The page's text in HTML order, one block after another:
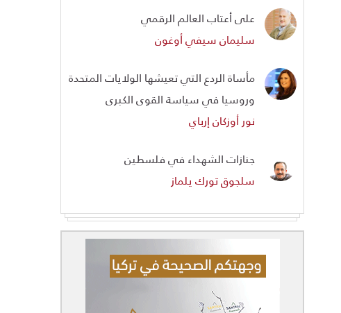
على أعتاب العالم الرقمي
سليمان سيفي أوغون
مأساة الردع التي تعيشها الولايات المتحدة
وروسيا في سياسة القوى الكبرى
نور أوزكان إرباي
جنازات الشهداء في فلسطين
سلجوق تورك يلماز